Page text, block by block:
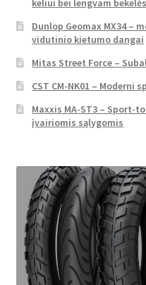
keliui bei lengvam
Dunlop Geomax MX34 –
vidutinio kietumo dangai
Mitas Street Force –
CST CM-NK01 – Moderni
Maxxis MA-ST3 – Sport-
įvairiomis sąlygomis